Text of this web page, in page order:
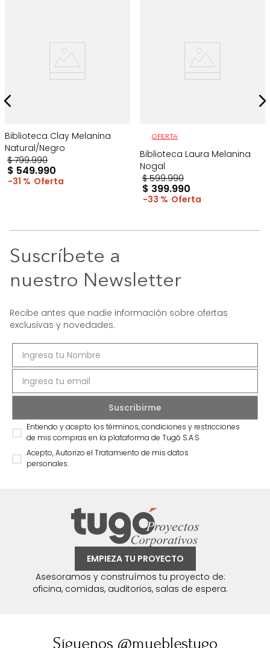
Biblioteca Clay Melanina
Natural/Negro
$ 799.990
$ 549.990
31 %
OFERTA
Biblioteca Laura Melanina
Nogal
$ 599.990
$ 399.990
33 %
Suscríbete a
nuestro Newsletter
Recibe antes que nadie información sobre ofertas
exclusivas y novedades.
Entiendo y acepto los términos, condiciones y restricciones
de mis compras en la plataforma de Tugó S.A.S.
Acepto, Autorizo el Tratamiento de mis datos
personales.
EMPIEZA TU PROYECTO
Asesoramos y construímos tu proyecto de:
oficina, comidas, auditorios, salas de espera.
Síguenos @mueblestugo